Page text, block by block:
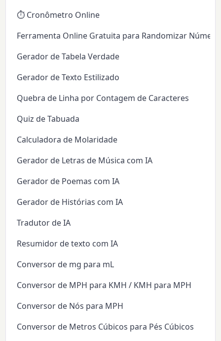
⏱️ Cronômetro Online
Ferramenta Online Gratuita para Randomizar
Gerador de Tabela Verdade
Gerador de Texto Estilizado
Quebra de Linha por Contagem de Caracteres
Quiz de Tabuada
Calculadora de Molaridade
Gerador de Letras de Música com IA
Gerador de Poemas com IA
Gerador de Histórias com IA
Tradutor de IA
Resumidor de texto com IA
Conversor de mg para mL
Conversor de MPH para KMH / KMH para MPH
Conversor de Nós para MPH
Conversor de Metros Cúbicos para Pés Cúbicos